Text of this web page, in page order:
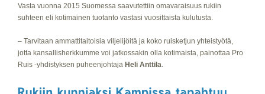
Vasta vuonna 2015 Suomessa saavutettiin omavaraisuus rukiin
suhteen eli kotimainen tuotanto vastasi vuosittaista kulutusta.
– Tarvitaan ammattitaitoisia viljelijöitä ja koko ruisketjun yhteistyötä,
jotta kansallisherkkumme voi jatkossakin olla kotimaista, painottaa Pro
Ruis -yhdistyksen puheenjohtaja Heli Anttila.